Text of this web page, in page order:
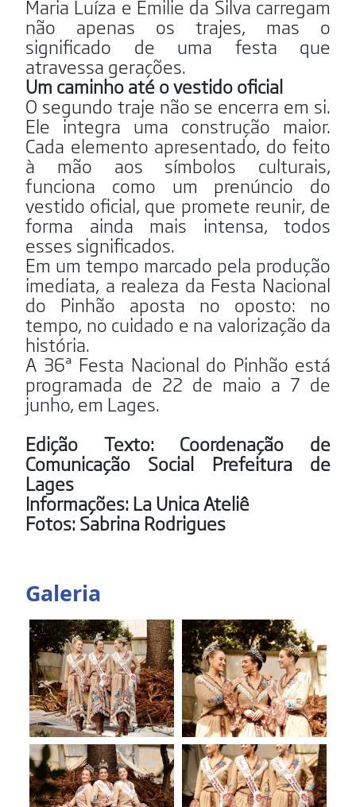
Maria Luíza e Emilie da Silva carregam
não apenas os trajes, mas o
significado de uma festa que
atravessa gerações.
Um caminho até o vestido oficial
O segundo traje não se encerra em si.
Ele integra uma construção maior.
Cada elemento apresentado, do feito
à mão aos símbolos culturais,
funciona como um prenúncio do
vestido oficial, que promete reunir, de
forma ainda mais intensa, todos
esses significados.
Em um tempo marcado pela produção
imediata, a realeza da Festa Nacional
do Pinhão aposta no oposto: no
tempo, no cuidado e na valorização da
história.
A 36ª Festa Nacional do Pinhão está
programada de 22 de maio a 7 de
junho, em Lages.
Edição Texto: Coordenação de
Comunicação Social Prefeitura de
Lages
Informações: La Unica Ateliê
Fotos: Sabrina Rodrigues
Galeria